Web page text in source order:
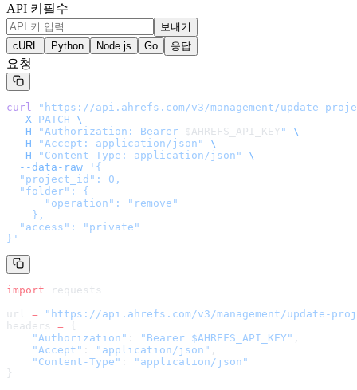
API 키 필수
보내기
cURL
Python Node.js Go 응답
요청
curl " https://api.ahrefs.com/v3/management/update-
  -X
PATCH \
  -H
"Authorization: Bearer $AHREFS_API_KEY "
\
  -H
"Accept: application/json"
\
  -H
"Content-Type: application/json"
\
  --data-raw
' {
  "project_id": 0,
  "folder": {
      "operation": "remove"
    },
  "access": "private"
} '
import requests
url = " https://api.ahrefs.com/v3/management/update-
headers = {
    "Authorization"
: "Bearer $AHREFS_API_KEY" ,
    "Accept"
: "application/json" ,
    "Content-Type"
:
"application/json"
}